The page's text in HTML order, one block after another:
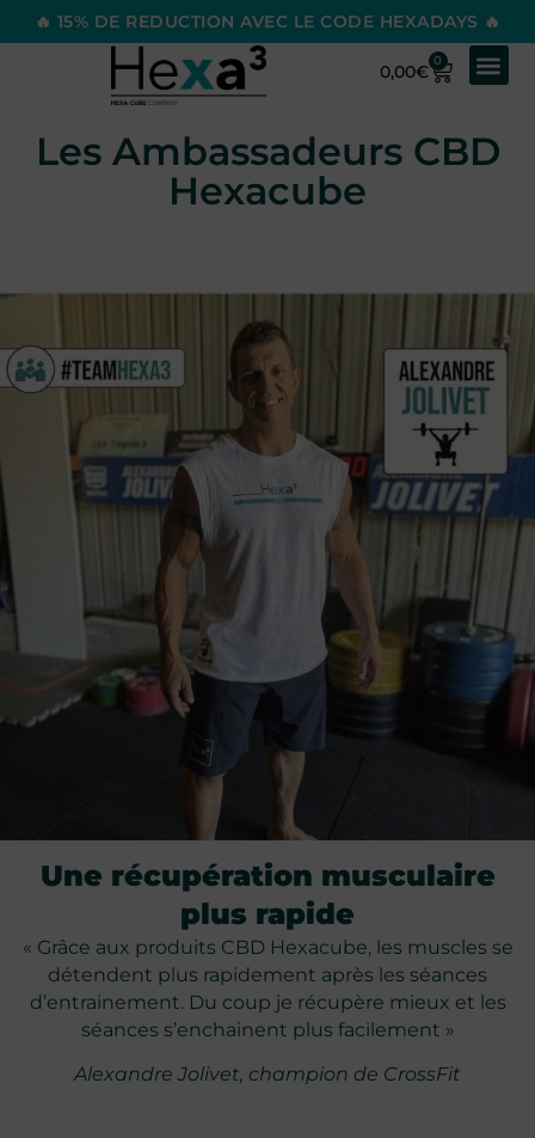
🔥 15% DE REDUCTION AVEC LE CODE HEXADAYS 🔥
0,00€
0
Les Ambassadeurs CBD
Hexacube
Une récupération musculaire
plus rapide
« Grâce aux produits CBD Hexacube, les muscles se
détendent plus rapidement après les séances
d’entrainement. Du coup je récupère mieux et les
séances s’enchainent plus facilement »
Alexandre Jolivet, champion de CrossFit